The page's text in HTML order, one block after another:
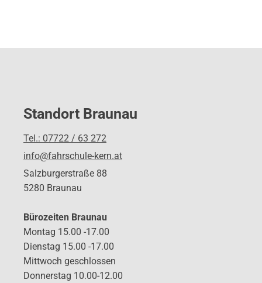
Standort Braunau
Tel.: 07722 / 63 272
info@fahrschule-kern.at
Salzburgerstraße 88
5280 Braunau
Bürozeiten Braunau
Montag 15.00 -17.00
Dienstag 15.00 -17.00
Mittwoch geschlossen
Donnerstag 10.00-12.00